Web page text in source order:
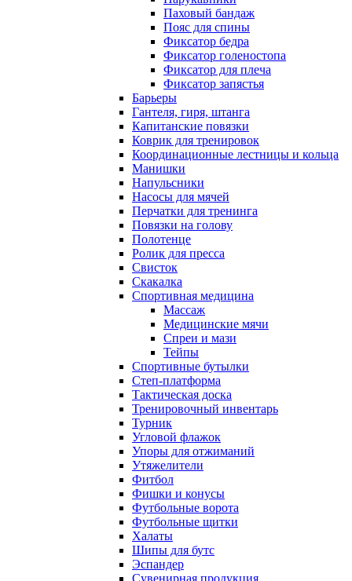
Паховый бандаж
Пояс для спины
Фиксатор бедра
Фиксатор голеностопа
Фиксатор для плеча
Фиксатор запястья
Барьеры
Гантеля, гиря, штанга
Капитанские повязки
Коврик для тренировок
Координационные лестницы и кольца
Манишки
Напульсники
Насосы для мячей
Перчатки для тренинга
Повязки на голову
Полотенце
Ролик для пресса
Свисток
Скакалка
Спортивная медицина
Массаж
Медицинские мячи
Спреи и мази
Тейпы
Спортивные бутылки
Степ-платформа
Тактическая доска
Тренировочный инвентарь
Турник
Угловой флажок
Упоры для отжиманий
Утяжелители
Фитбол
Фишки и конусы
Футбольные ворота
Футбольные щитки
Халаты
Шипы для бутс
Эспандер
Сувенирная продукция